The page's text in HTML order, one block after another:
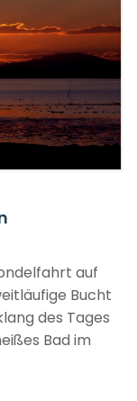
auf
Bucht
des Tages
Bad im